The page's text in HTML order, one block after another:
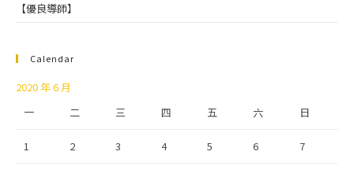
【優良導師】
Calendar
2020 年 6 月
一
二 三 四 五 六 日
1 2 3 4 5 6 7